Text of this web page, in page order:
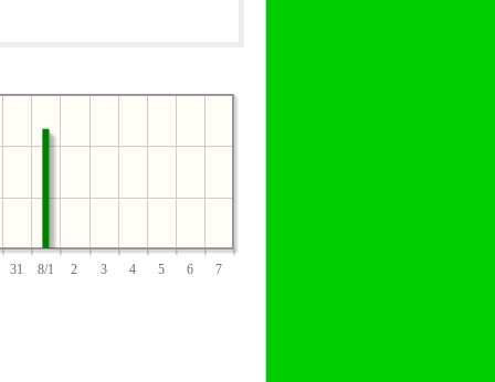
31 8/1 2 3 4 5 6 7